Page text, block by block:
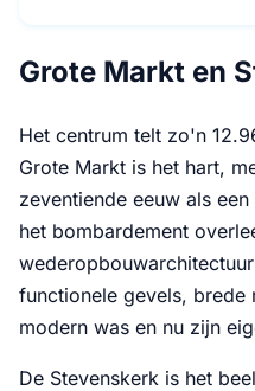
Grote Markt en
Het centrum telt zo'n
Grote Markt is het hart,
zeventiende eeuw als
het bombardement
functionele gevels, brede
modern was en nu zijn
De Stevenskerk is het